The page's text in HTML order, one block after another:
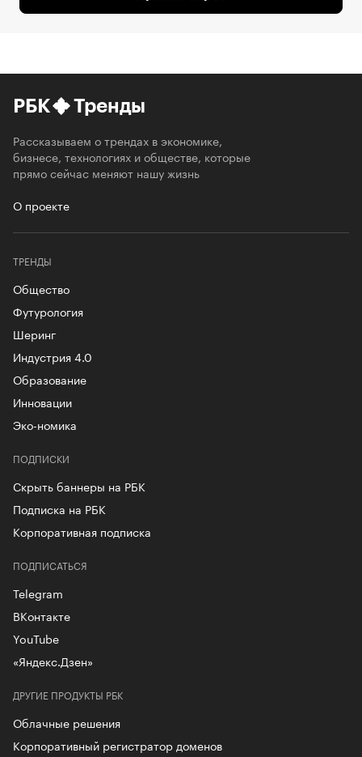
РБК Тренды
Рассказываем о трендах в экономике,
бизнесе, технологиях и обществе, которые
прямо сейчас меняют нашу жизнь
О проекте
ТРЕНДЫ
Общество
Футурология
Шеринг
Индустрия 4.0
Образование
Инновации
Эко-номика
ПОДПИСКИ
Скрыть баннеры на РБК
Подписка на РБК
Корпоративная подписка
ДРУГИЕ ПРОДУКТЫ РБК
Облачные решения
Корпоративный регистратор доменов
ПОДПИСАТЬСЯ
Telegram
ВКонтакте
YouTube
«Яндекс.Дзен»